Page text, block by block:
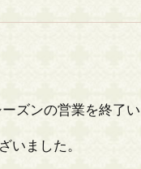
ズンの営業を終了い
いました。